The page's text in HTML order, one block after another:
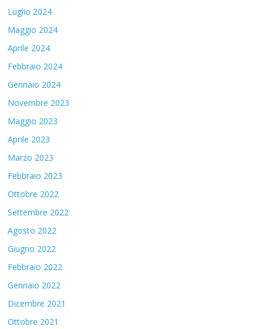
Luglio 2024
Maggio 2024
Aprile 2024
Febbraio 2024
Gennaio 2024
Novembre 2023
Maggio 2023
Aprile 2023
Marzo 2023
Febbraio 2023
Ottobre 2022
Settembre 2022
Agosto 2022
Giugno 2022
Febbraio 2022
Gennaio 2022
Dicembre 2021
Ottobre 2021